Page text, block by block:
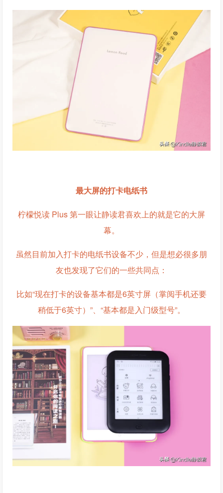
最大屏的打卡电纸书
柠檬悦读 Plus 第一眼让静读君喜欢上的就是它的大屏
幕。
虽然目前加入打卡的电纸书设备不少，但是想必很多朋
友也发现了它们的一些共同点：
比如“现在打卡的设备基本都是6英寸屏（掌阅手机还要
稍低于6英寸）”、“基本都是入门级型号”。